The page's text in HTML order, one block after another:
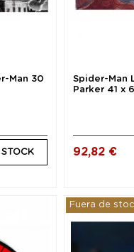
Man 30
STOCK
Spider-Man
Parker 41 x
92,82 €
Fuera de